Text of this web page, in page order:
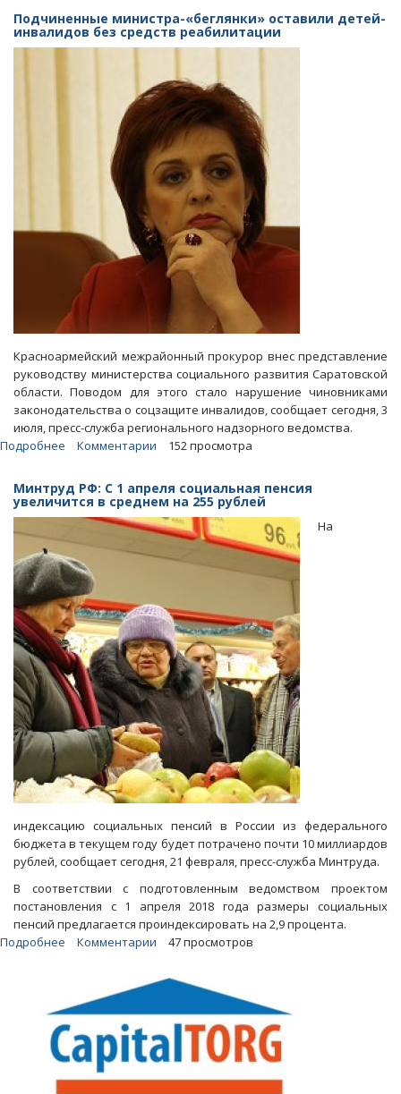
инвалидов
больше
чиновников
Подчиненные министра-«беглянки» оставили детей-
инвалидов без средств реабилитации
Красноармейский межрайонный прокурор внес представление
руководству министерства социального развития Саратовской
области. Поводом для этого стало нарушение чиновниками
законодательства о соцзащите инвалидов, сообщает сегодня, 3
июля, пресс-служба регионального надзорного ведомства.
Подробнее
министра-«беглянки»
оставили
детей-
без
средств
реабилитации
Комментарии 152 просмотра
Минтруд РФ: С 1 апреля социальная пенсия
увеличится в среднем на 255 рублей
На
индексацию социальных пенсий в России из федерального
бюджета в текущем году будет потрачено почти 10 миллиардов
рублей, сообщает сегодня, 21 февраля, пресс-служба Минтруда.
В соответствии с подготовленным ведомством проектом
постановления с 1 апреля 2018 года размеры социальных
пенсий предлагается проиндексировать на 2,9 процента.
Подробнее
1
апреля
социальная
пенсия
увеличится
Комментарии 47 просмотров